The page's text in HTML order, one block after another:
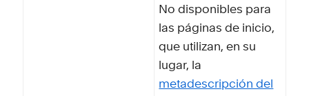
No disponibles para
las páginas de inicio,
que utilizan, en su
lugar, la
metadescripción del